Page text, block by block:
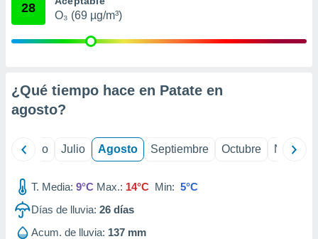
publicidad
publicidad
1199
28
O₃ (69 µg/m³)
¿Qué tiempo hace en Patate en
agosto?
Junio Julio Agosto Septiembre Octubre
T. Media: 9°C Max.: 14°C Min: 5°C
Días de lluvia: 26 días
Acum. de lluvia: 137 mm